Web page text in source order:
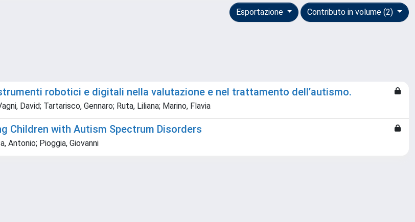
Contributo in volume (2)
Esportazione
robotici e digitali nella valutazione e nel trattamento dell’autismo.
David; Tartarisco, Gennaro; Ruta, Liliana; Marino, Flavia
Children with Autism Spectrum Disorders
Antonio; Pioggia, Giovanni